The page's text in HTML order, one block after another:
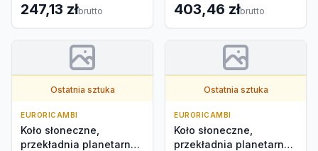
247,13 złbrutto 403,46 złbrutto
Ostatnia sztuka
EURORICAMBI
Koło słoneczne,
przekładnia planetarna
Ostatnia sztuka
EURORICAMBI
Koło słoneczne,
przekładnia planetarna